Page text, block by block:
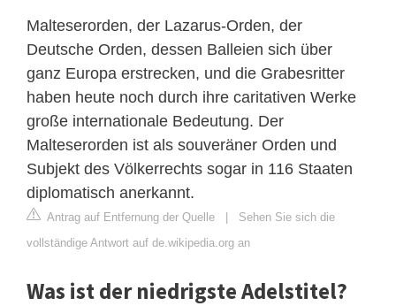
Malteserorden, der Lazarus-Orden, der
Deutsche Orden, dessen Balleien sich über
ganz Europa erstrecken, und die Grabesritter
haben heute noch durch ihre caritativen Werke
große internationale Bedeutung. Der
Malteserorden ist als souveräner Orden und
Subjekt des Völkerrechts sogar in 116 Staaten
diplomatisch anerkannt.
Antrag auf Entfernung der Quelle | Sehen Sie sich die
vollständige Antwort auf de.wikipedia.org an
Was ist der niedrigste Adelstitel?